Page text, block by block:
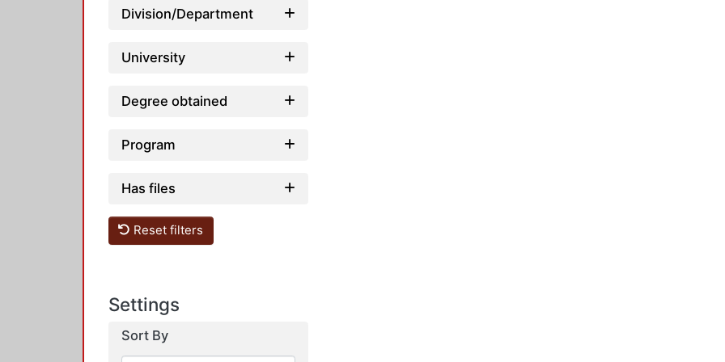
Division/Department
University
Degree obtained
Program
Has files
Reset filters
Settings
Sort By